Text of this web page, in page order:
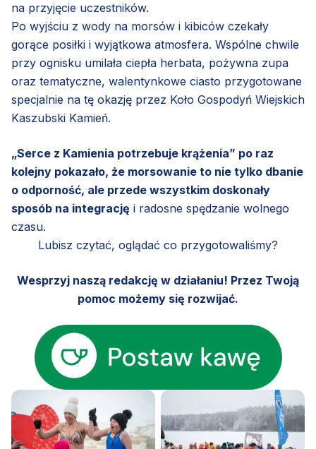
na przyjęcie uczestników.
Po wyjściu z wody na morsów i kibiców czekały
gorące posiłki i wyjątkowa atmosfera. Wspólne chwile
przy ognisku umilała ciepła herbata, pożywna zupa
oraz tematyczne, walentynkowe ciasto przygotowane
specjalnie na tę okazję przez Koło Gospodyń Wiejskich
Kaszubski Kamień.
„Serce z Kamienia potrzebuje krążenia” po raz
kolejny pokazało, że morsowanie to nie tylko dbanie
o odporność, ale przede wszystkim doskonały
sposób na integrację i radosne spędzanie wolnego
czasu.
Lubisz czytać, oglądać co przygotowaliśmy?
Wesprzyj naszą redakcję w działaniu! Przez Twoją
pomoc możemy się rozwijać.